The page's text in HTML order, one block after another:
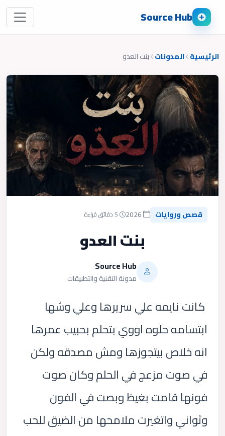
Source Hub
الرئيسية المدونات بنت العدو
قصص وروايات
بنت العدو
Source Hub
مدونة التقنية والتطبيقات
كانت نايمه علي سريرها وعلي وشها
ابتسامه حلوه اووي بتحلم بحبيب عمرها
انه خلاص بيتجوزها ومش مصدقه ولكن
في صوت مزعج في الحلم وكان صوت
فونها قامت بغيظ وبصت في الفون
وثواني واتغيرت ملامحها من الضيق للحب